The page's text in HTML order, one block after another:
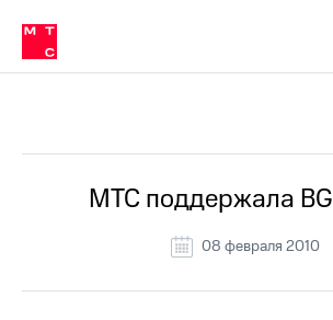
Медиа-центр
и акционерам
Устойчивое развитие
Комплаенс и деловая этика
компании
Карьера
История
региона
в МТС
Пресс-
релизы
МТС поддержала
08 февраля 2010